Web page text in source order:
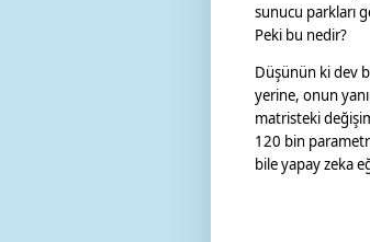
sunucu parkları
Peki bu nedir?
Düşünün ki dev
yerine, onun
matristeki
120 bin
bile yapay zeka